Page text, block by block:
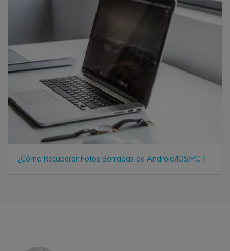
¿Cómo Recuperar Fotos Borradas de Android/IOS/PC ?